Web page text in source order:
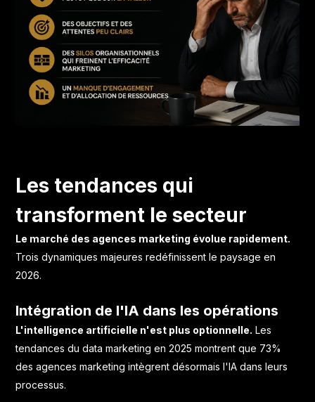
Les tendances qui
transforment le secteur
Le marché des agences marketing évolue rapidement.
Trois dynamiques majeures redéfinissent le paysage en
2026.
Intégration de l'IA dans les opérations
L'intelligence artificielle n'est plus optionnelle. Les
tendances du data marketing en 2025 montrent que 73%
des agences marketing intègrent désormais l'IA dans leurs
processus.